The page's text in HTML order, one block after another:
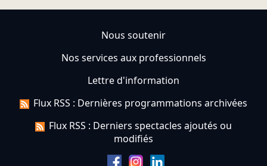
Nous soutenir
Nos services aux professionnels
Lettre d'information
Flux RSS : Dernières programmations archivées
Flux RSS : Derniers spectacles ajoutés ou
modifiés